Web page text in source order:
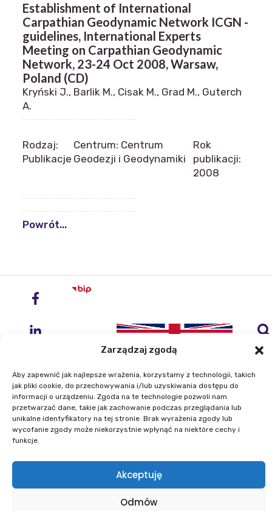
Zarządzaj zgodą
Aby zapewnić jak najlepsze wrażenia, korzystamy z technologii, takich
jak pliki cookie, do przechowywania i/lub uzyskiwania dostępu do
informacji o urządzeniu. Zgoda na te technologie pozwoli nam
przetwarzać dane, takie jak zachowanie podczas przeglądania lub
unikalne identyfikatory na tej stronie. Brak wyrażenia zgody lub
wycofanie zgody może niekorzystnie wpłynąć na niektóre cechy i
funkcje.
Akceptuję
Odmów
Establishment of International
Carpathian Geodynamic Network ICGN -
guidelines, International Experts
Meeting on Carpathian Geodynamic
Network, 23-24 Oct 2008, Warsaw,
Poland (CD)
Kryński J., Barlik M., Cisak M., Grad M., Guterch
A.
Rodzaj:
Publikacje
Centrum: Centrum
Geodezji i Geodynamiki
Rok
publikacji:
2008
Powrót...
Instytut Geodezji i Kartografii
ul. Zygmunta Modzelewskiego 27
Telefon: +48 22 329 19 00
E-mail: igik@igik.edu.pl